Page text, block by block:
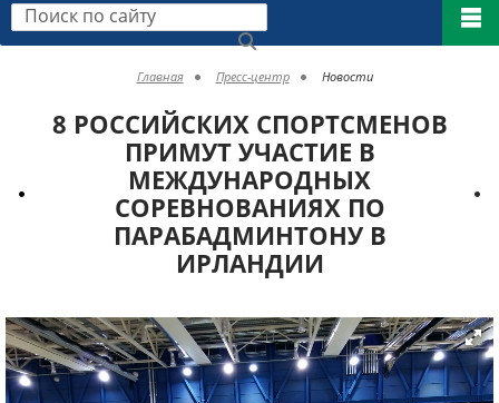
Поиск по сайту
Главная Пресс-центр Новости
8 РОССИЙСКИХ СПОРТСМЕНОВ
ПРИМУТ УЧАСТИЕ В
МЕЖДУНАРОДНЫХ
СОРЕВНОВАНИЯХ ПО
ПАРАБАДМИНТОНУ В
ИРЛАНДИИ